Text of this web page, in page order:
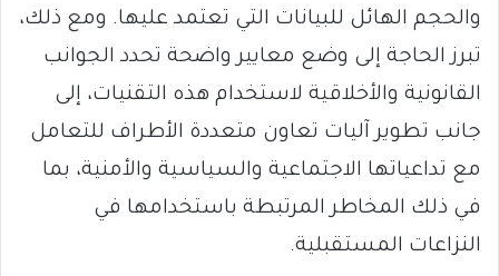
والحجم الهائل للبيانات التي تعتمد عليها. ومع ذلك،
تبرز الحاجة إلى وضع معايير واضحة تحدد الجوانب
القانونية والأخلاقية لاستخدام هذه التقنيات، إلى
جانب تطوير آليات تعاون متعددة الأطراف للتعامل
مع تداعياتها الاجتماعية والسياسية والأمنية، بما
في ذلك المخاطر المرتبطة باستخدامها في
النزاعات المستقبلية.